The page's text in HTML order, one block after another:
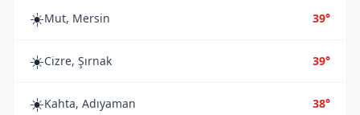
☀️Mut, Mersin 39°
☀️Cizre, Şırnak 39°
☀️Kahta, Adıyaman 38°